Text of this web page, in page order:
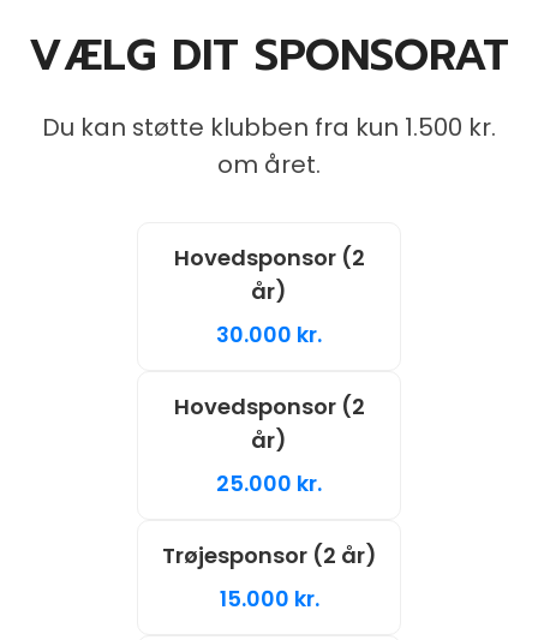
VÆLG DIT SPONSORAT
Du kan støtte klubben fra kun 1.500 kr.
om året.
Hovedsponsor (2
år)
30.000 kr.
Hovedsponsor (2
år)
25.000 kr.
Trøjesponsor (2 år)
15.000 kr.